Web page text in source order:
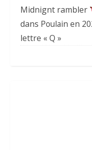
Midnignt rambler
dans Poulain en
lettre « Q »